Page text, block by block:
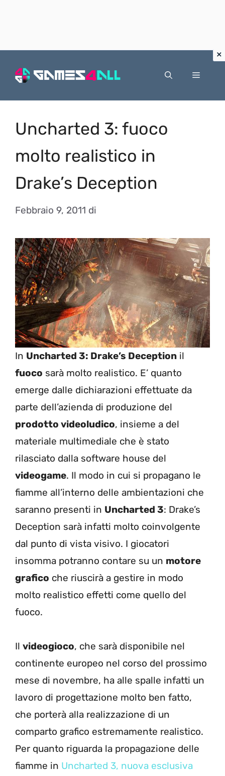
Menu
Uncharted 3: fuoco
molto realistico in
Drake’s Deception
Febbraio 9, 2011 di
In Uncharted 3: Drake’s Deception il
fuoco sarà molto realistico. E’ quanto
emerge dalle dichiarazioni effettuate da
parte dell’azienda di produzione del
prodotto videoludico, insieme a del
materiale multimediale che è stato
rilasciato dalla software house del
videogame. Il modo in cui si propagano le
fiamme all’interno delle ambientazioni che
saranno presenti in Uncharted 3: Drake’s
Deception sarà infatti molto coinvolgente
dal punto di vista visivo. I giocatori
insomma potranno contare su un motore
grafico che riuscirà a gestire in modo
molto realistico effetti come quello del
fuoco.
Il videogioco, che sarà disponibile nel
continente europeo nel corso del prossimo
mese di novembre, ha alle spalle infatti un
lavoro di progettazione molto ben fatto,
che porterà alla realizzazione di un
comparto grafico estremamente realistico.
Per quanto riguarda la propagazione delle
fiamme in Uncharted 3, nuova esclusiva